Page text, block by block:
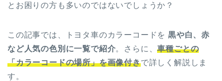
とお困りの方も多いのではないでしょうか？
この記事では、トヨタ車のカラーコードを 黒や白、赤
など人気の色別に一覧で紹介。さらに、車種ごとの
「カラーコードの場所」を画像付きで詳しく解説しま
す。